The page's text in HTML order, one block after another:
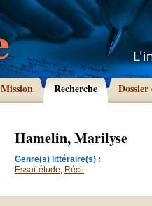
Mission Recherche Dossier
Hamelin, Marilyse
Genre(s) littéraire(s) :
Essai-étude, Récit